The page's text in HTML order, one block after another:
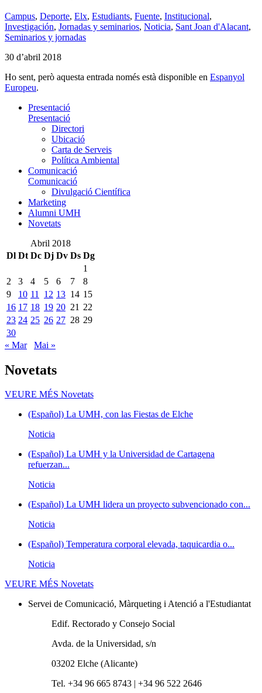
Campus, Deporte, Elx, Estudiants, Fuente, Institucional,
Investigación, Jornadas y seminarios, Noticia, Sant Joan d'Alacant,
Seminarios y jornadas
30 d’abril 2018
Ho sent, però aquesta entrada només està disponible en Espanyol
Europeu.
Presentació
Presentació
Directori
Ubicació
Carta de Serveis
Política Ambiental
Comunicació
Comunicació
Divulgació Científica
Marketing
Alumni UMH
Novetats
Abril 2018
Dl Dt Dc Dj Dv Ds Dg
1
2
3 4 5 6 7
8
9
10 11 12 13 14 15
16 17 18 19 20 21 22
23 24 25 26 27 28 29
30
« Mar
Mai »
Novetats
VEURE MÉS Novetats
(Español) La UMH, con las Fiestas de Elche
Noticia
(Español) La UMH y la Universidad de Cartagena
refuerzan...
Noticia
(Español) La UMH lidera un proyecto subvencionado con...
Noticia
(Español) Temperatura corporal elevada, taquicardia o...
Noticia
VEURE MÉS Novetats
Servei de Comunicació, Màrqueting i Atenció a l'Estudiantat
Edif. Rectorado y Consejo Social
Avda. de la Universidad, s/n
03202 Elche (Alicante)
Tel. +34 96 665 8743 | +34 96 522 2646